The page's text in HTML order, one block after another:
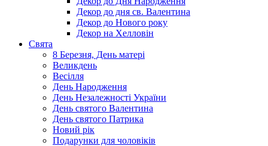
Декор до дня св. Валентина
Декор до Нового року
Декор на Хелловін
Свята
8 Березня, День матері
Великдень
Весілля
День Народження
День Незалежності України
День святого Валентина
День святого Патрика
Новий рік
Подарунки для чоловіків